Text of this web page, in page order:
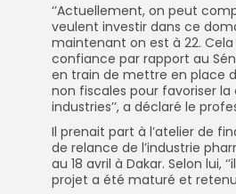
‘’Actuellement, on peut
veulent investir dans ce
maintenant on est à 22.
confiance par rapport au
en train de mettre en place
non fiscales pour favoriser
industries’’, a déclaré le
Il prenait part à l’atelier de
de relance de l’industrie
au 18 avril à Dakar. Selon lui,
projet a été maturé et